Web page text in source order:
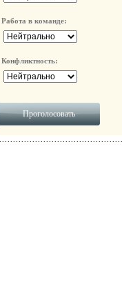
Работа в команде:
Конфликтность: